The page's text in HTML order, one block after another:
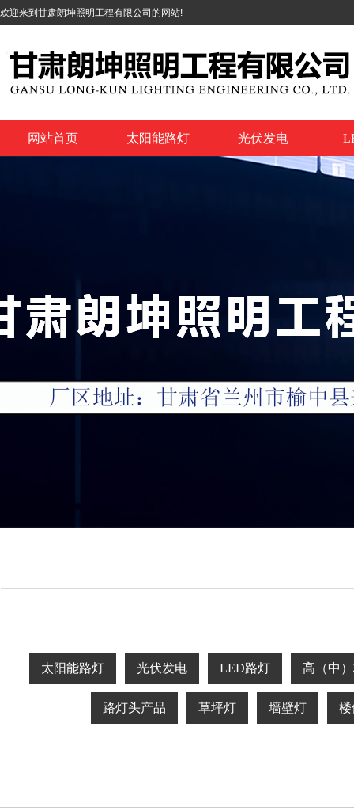
欢迎来到甘肃朗坤照明工程有限公司的网站!
网站首页 太阳能路灯 光伏发电
太阳能路灯 光伏发电 LED路灯 高（中
路灯头产品 草坪灯 墙壁灯 楼